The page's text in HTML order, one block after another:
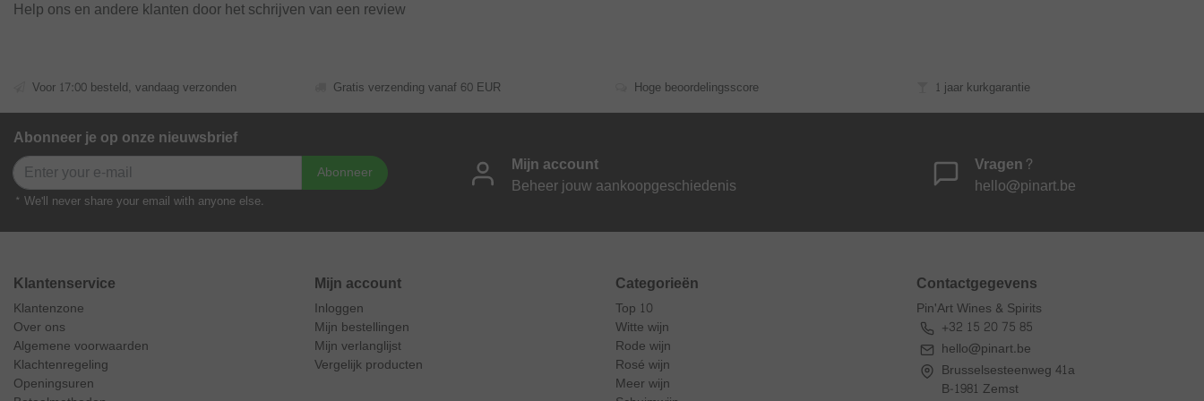
Help ons en andere klanten door het schrijven van een review
Voor 17:00 besteld, vandaag verzonden Gratis verzending vanaf 60 EUR Hoge beoordelingsscore 1 jaar kurkgarantie
Abonneer je op onze nieuwsbrief
Abonneer
* We'll never share your email with anyone else.
Mijn account
Beheer jouw aankoopgeschiedenis
Vragen?
hello@pinart.be
Klantenservice
Klantenzone
Over ons
Algemene voorwaarden
Klachtenregeling
Openingsuren
Mijn account
Inloggen
Mijn bestellingen
Mijn verlanglijst
Vergelijk producten
Categorieën
Top 10
Witte wijn
Rode wijn
Rosé wijn
Meer wijn
Contactgegevens
Pin'Art Wines & Spirits
+32 15 20 75 85
hello@pinart.be
Brusselsesteenweg 41a
B-1981 Zemst